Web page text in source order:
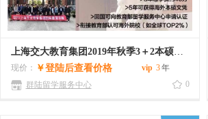
上海交大教育集团2019年秋季3＋2本硕连读招生开始了
现价： ￥登陆后查看价格 vip 3年
群陆留学服务中心
0